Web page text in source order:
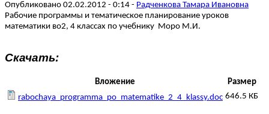
Опубликовано 02.02.2012 - 0:14 - Радченкова Тамара Ивановна
Рабочие программы и тематическое планирование уроков
математики во2, 4 классах по учебнику Моро М.И.
Скачать:
Вложение
Размер
rabochaya_programma_po_matematike_2_4_klassy.doc 646.5 КБ